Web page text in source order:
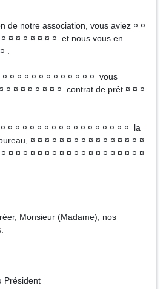
de notre association, vous aviez ¤ ¤
¤ ¤ ¤ ¤ ¤ ¤ ¤ et nous vous en
.
¤ ¤ ¤ ¤ ¤ ¤ ¤ ¤ ¤ ¤ ¤ ¤ ¤ vous
¤ ¤ ¤ ¤ ¤ ¤ ¤ ¤ contrat de prêt ¤ ¤ ¤
¤ ¤ ¤ ¤ ¤ ¤ ¤ ¤ ¤ ¤ ¤ ¤ ¤ ¤ ¤ ¤ ¤ la
¤ ¤ ¤ ¤ ¤ ¤ ¤ ¤ ¤ ¤ ¤ ¤ ¤ ¤ ¤ ¤
¤ ¤ ¤ ¤ ¤ ¤ ¤ ¤ ¤ ¤ ¤ ¤ ¤ ¤ ¤ ¤ ¤ ¤ ¤
Monsieur (Madame), nos